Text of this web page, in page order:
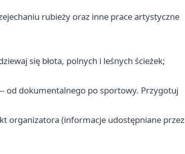
rubieży oraz inne prace artystyczne
się błota, polnych i leśnych ścieżek;
od dokumentalnego po sportowy. Przygotuj
organizatora (informacje udostępniane przez